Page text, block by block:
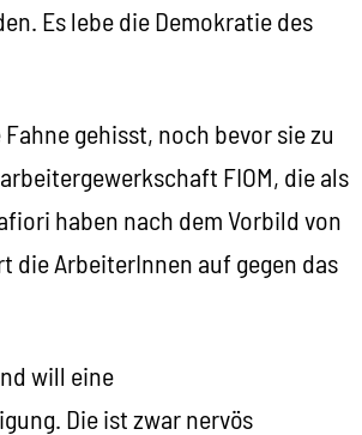
Es lebe die Demokratie des
gehisst, noch bevor sie zu
FIOM, die als
haben nach dem Vorbild von
die ArbeiterInnen auf gegen das
will eine
Die ist zwar nervös